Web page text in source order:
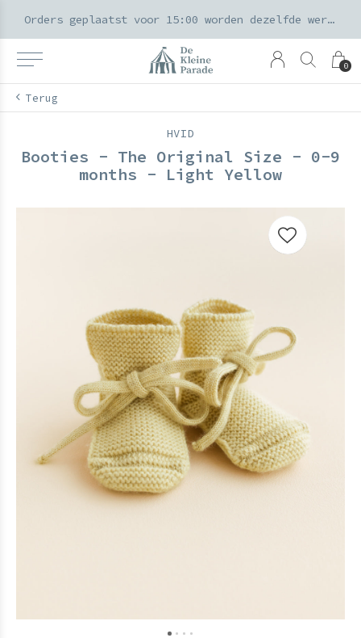
0
Orders geplaatst voor 15:00 worden dezelfde werkdag verzonden
Terug
HVID
Booties - The Original Size - 0-9
months - Light Yellow